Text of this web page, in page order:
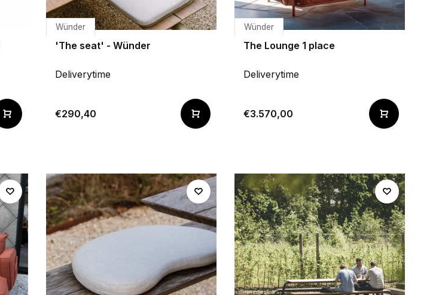
Wünder
'The seat' - Wünder
Deliverytime
€290,40
Wünder
The Lounge 1 place
Deliverytime
€3.570,00